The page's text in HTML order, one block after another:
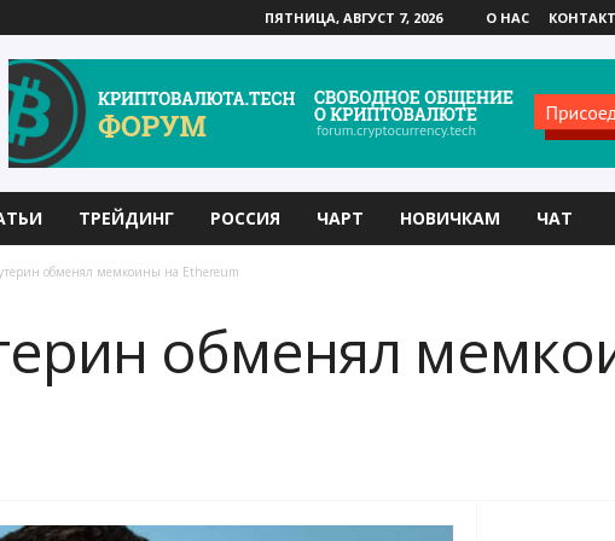
ПЯТНИЦА, АВГУСТ 7, 2026 О НАС
ТРЕЙДИНГ РОССИЯ ЧАРТ НОВИЧКАМ ЧАТ
обменял мемкоины на Ethereum
обменял